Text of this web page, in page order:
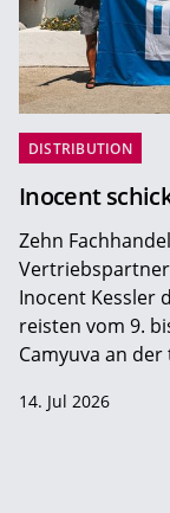
DISTRIBUTION
Inocent
Zehn
Inocent Kessler
reisten vom 9.
Camyuva an
14. Jul 2026